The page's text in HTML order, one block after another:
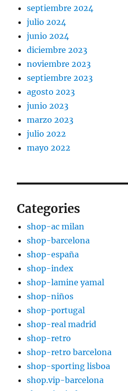
septiembre 2024
julio 2024
junio 2024
diciembre 2023
noviembre 2023
septiembre 2023
agosto 2023
junio 2023
marzo 2023
julio 2022
mayo 2022
Categories
shop-ac milan
shop-barcelona
shop-españa
shop-index
shop-lamine yamal
shop-niños
shop-portugal
shop-real madrid
shop-retro
shop-retro barcelona
shop-sporting lisboa
shop.vip-barcelona